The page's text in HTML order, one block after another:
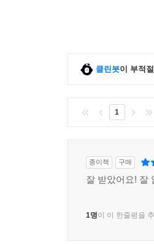
의 그 느낌을 아직
일지 모른다는 초조
사였냐 하면 아주
다. 처음 이력서를
클린봇이 부적
1
종이책 구매
잘 받았어요! 잘
1명이 이 한줄평을